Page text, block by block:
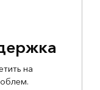
на